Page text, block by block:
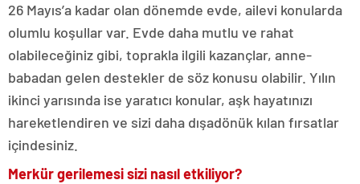
26 Mayıs’a kadar olan dönemde evde, ailevi konularda
olumlu koşullar var. Evde daha mutlu ve rahat
olabileceğiniz gibi, toprakla ilgili kazançlar, anne-
babadan gelen destekler de söz konusu olabilir. Yılın
ikinci yarısında ise yaratıcı konular, aşk hayatınızı
hareketlendiren ve sizi daha dışadönük kılan fırsatlar
içindesiniz.
Merkür gerilemesi sizi nasıl etkiliyor?